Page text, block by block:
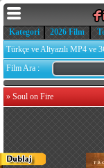
Kategori 2026 Film
Türkçe ve Altyazılı MP4 ve
Film Ara :
» Soul on Fire